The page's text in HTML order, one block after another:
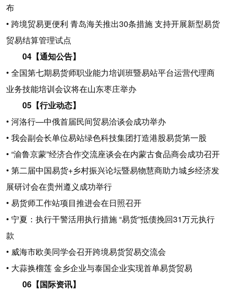
布
• 跨境贸易更便利 青岛海关推出30条措施 支持开展新型易货
贸易结算管理试点
04【通知公告】
• 全国第七期易货师职业能力培训班暨易站平台运营代理商
业务技能培训会议将在山东枣庄举办
05【行业动态】
• 河洛行—中俄首届民间贸易洽谈会成功举办
• 我会副会长单位易站绿色科技集团打造港股易货第一股
• “渝鲁京蒙”经济合作交流座谈会在内蒙古食品商会成功召开
• 第二届中国易货+乡村振兴论坛暨易物慧商助力城乡经济发
展研讨会在贵州遵义成功举行
• 易货师工作站项目推进会在日照召开
• 宁夏：执行干警活用执行措施 “易货”抵债挽回31万元执行
款
• 威海市欧美同学会召开跨境易货贸易交流会
• 大蒜换榴莲 金乡企业与泰国企业实现首单易货贸易
06【国际资讯】